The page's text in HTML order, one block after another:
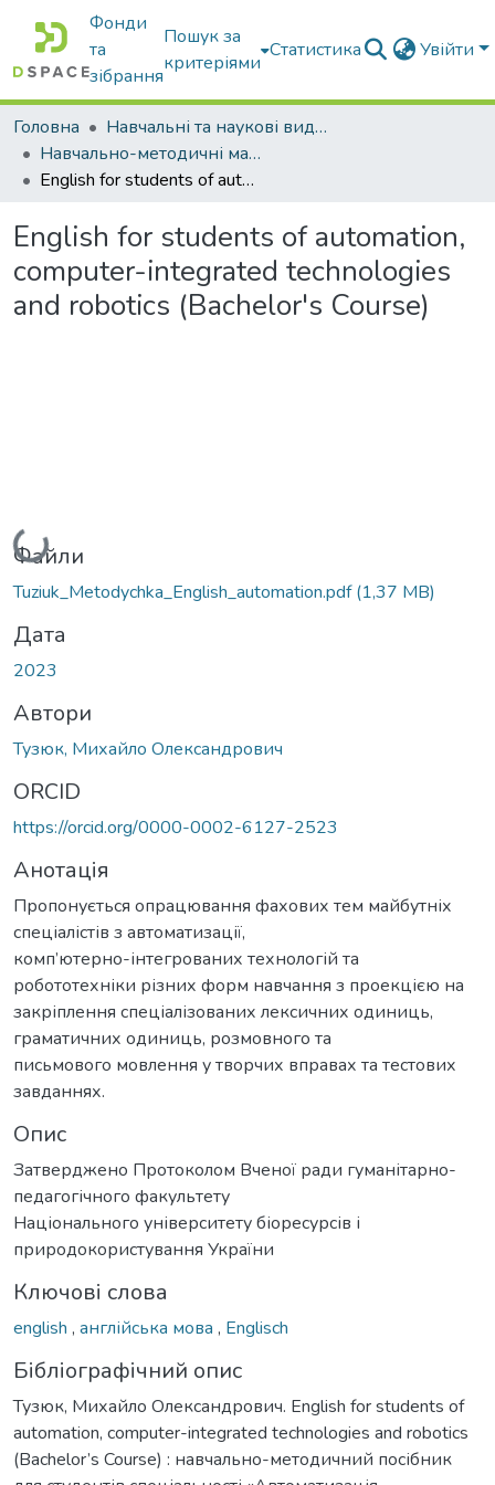
Фонди
та
зібрання
Пошук за
критеріями
Статистика Увійти
Головна
Навчальні та наукові видання
Навчально-методичні матеріали
English for students of automation, computer-integrated technologies and robotics (Bachelor's Course)
English for students of automation,
computer-integrated technologies
and robotics (Bachelor's Course)
Вантажиться...
Файли
Tuziuk_Metodychka_English_automation.pdf(1,37 MB)
Дата
2023
Автори
Тузюк, Михайло Олександрович
ORCID
https://orcid.org/0000-0002-6127-2523
Анотація
Пропонується опрацювання фахових тем майбутніх
спеціалістів з автоматизації,
комп’ютерно-інтегрованих технологій та
робототехніки різних форм навчання з проекцією на
закріплення спеціалізованих лексичних одиниць,
граматичних одиниць, розмовного та
письмового мовлення у творчих вправах та тестових
завданнях.
Опис
Затверджено Протоколом Вченої ради гуманітарно-
педагогічного факультету
Національного університету біоресурсів і
природокористування України
Ключові слова
english , англійська мова , Englisch
Бібліографічний опис
Тузюк, Михайло Олександрович. English for students of
automation, computer-integrated technologies and robotics
(Bachelor’s Course) : навчально-методичний посібник